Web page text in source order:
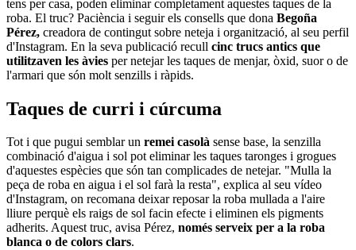
tens per casa, poden eliminar completament aquestes taques de la
roba. El truc? Paciència i seguir els consells que dona Begoña
Pérez, creadora de contingut sobre neteja i organització, al seu perfil
d'Instagram. En la seva publicació recull cinc trucs antics que
utilitzaven les àvies per netejar les taques de menjar, òxid, suor o de
l'armari que són molt senzills i ràpids.
Taques de curri i cúrcuma
Tot i que pugui semblar un remei casolà sense base, la senzilla
combinació d'aigua i sol pot eliminar les taques taronges i grogues
d'aquestes espècies que són tan complicades de netejar. "Mulla la
peça de roba en aigua i el sol farà la resta", explica al seu vídeo
d'Instagram, on recomana deixar reposar la roba mullada a l'aire
lliure perquè els raigs de sol facin efecte i eliminen els pigments
adherits. Aquest truc, avisa Pérez, només serveix per a la roba
blanca o de colors clars.